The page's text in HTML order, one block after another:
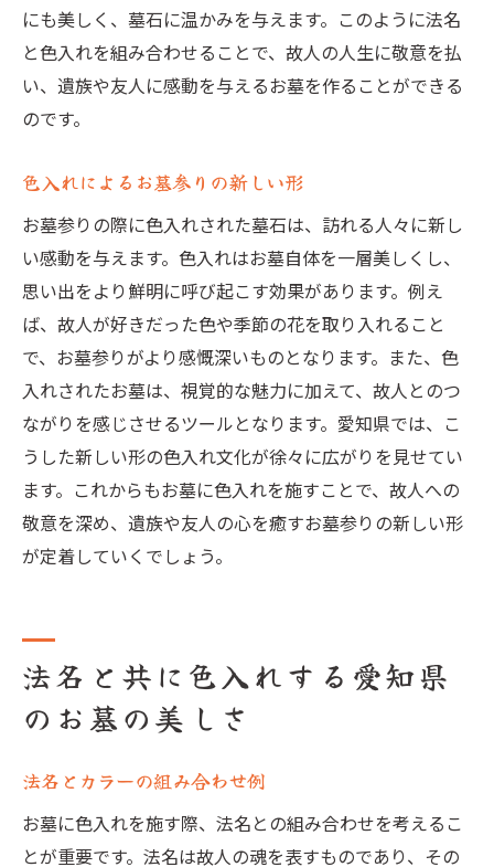
にも美しく、墓石に温かみを与えます。このように法名
と色入れを組み合わせることで、故人の人生に敬意を払
い、遺族や友人に感動を与えるお墓を作ることができる
のです。
色入れによるお墓参りの新しい形
お墓参りの際に色入れされた墓石は、訪れる人々に新し
い感動を与えます。色入れはお墓自体を一層美しくし、
思い出をより鮮明に呼び起こす効果があります。例え
ば、故人が好きだった色や季節の花を取り入れること
で、お墓参りがより感慨深いものとなります。また、色
入れされたお墓は、視覚的な魅力に加えて、故人とのつ
ながりを感じさせるツールとなります。愛知県では、こ
うした新しい形の色入れ文化が徐々に広がりを見せてい
ます。これからもお墓に色入れを施すことで、故人への
敬意を深め、遺族や友人の心を癒すお墓参りの新しい形
が定着していくでしょう。
法名と共に色入れする愛知県
のお墓の美しさ
法名とカラーの組み合わせ例
お墓に色入れを施す際、法名との組み合わせを考えるこ
とが重要です。法名は故人の魂を表すものであり、その